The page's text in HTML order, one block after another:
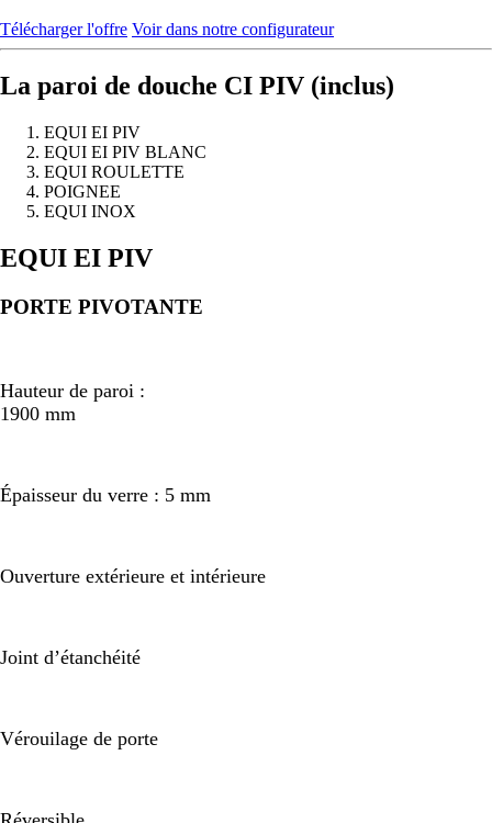
Télécharger l'offre Voir dans notre configurateur
La paroi de douche CI PIV (inclus)
EQUI EI PIV
EQUI EI PIV BLANC
EQUI ROULETTE
POIGNEE
EQUI INOX
Précédent
Suivant
EQUI EI PIV
PORTE PIVOTANTE
Hauteur de paroi :
1900 mm
Épaisseur du verre : 5 mm
Ouverture extérieure et intérieure
Joint d’étanchéité
Vérouilage de porte